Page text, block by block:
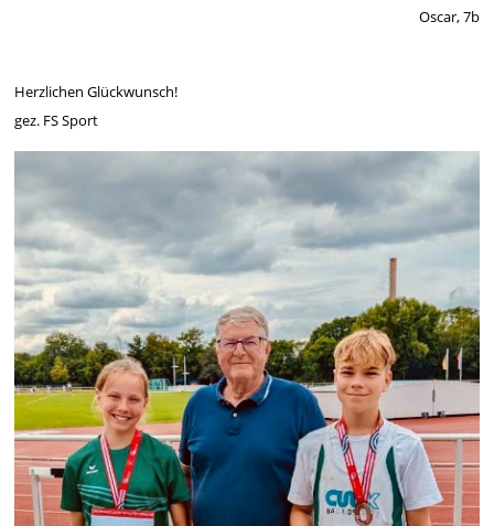
Oscar, 7b
Herzlichen Glückwunsch!
gez. FS Sport